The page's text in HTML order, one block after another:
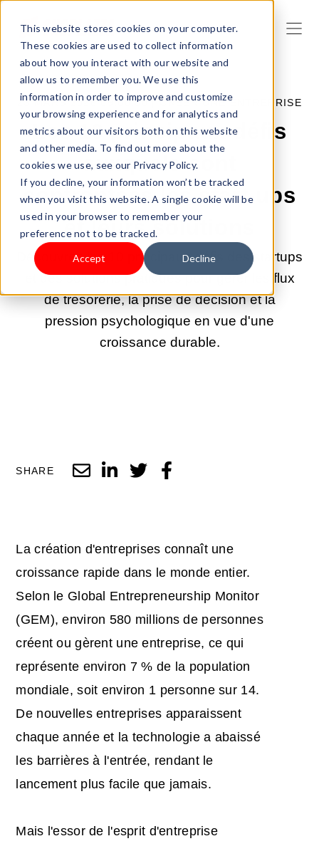
This website stores cookies on your computer.
These cookies are used to collect information
about how you interact with our website and
allow us to remember you. We use this
information in order to improve and customize
your browsing experience and for analytics and
metrics about our visitors both on this website
and other media. To find out more about the
cookies we use, see our Privacy Policy.
If you decline, your information won’t be tracked
when you visit this website. A single cookie will be
used in your browser to remember your
preference not to be tracked.
Accept Decline
23 MARS 2026 09:00:00 |CRÉER UNE ENTREPRISE
Les 10 principaux défis
auxquels sont
confrontées les start-ups
et leurs solutions
Découvrez les 10 principaux défis des startups
et des solutions pratiques pour gérer les flux
de trésorerie, la prise de décision et la
pression psychologique en vue d'une
croissance durable.
SHARE
La création d'entreprises connaît une
croissance rapide dans le monde entier.
Selon le Global Entrepreneurship Monitor
(GEM), environ 580 millions de personnes
créent ou gèrent une entreprise, ce qui
représente environ 7 % de la population
mondiale, soit environ 1 personne sur 14.
De nouvelles entreprises apparaissent
chaque année et la technologie a abaissé
les barrières à l'entrée, rendant le
lancement plus facile que jamais.
Mais l'essor de l'esprit d'entreprise